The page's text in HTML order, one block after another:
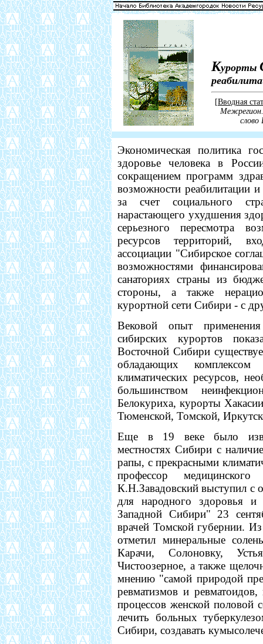
Курорты
[Вводная
слово
Экономическая политика
здоровье человека в
сокращением программ
возможности реабилитации
за счет социального
нарастающего ухудшения
серьезного пересмотра
ресурсов территорий,
ассоциации "Сибирское
возможностями
санаториях страны из
стороны, а также
курортной сети Сибири - с
Вековой опыт
сибирских курортов
Восточной Сибири
обладающих
климатических ресурсов,
большинством
Белокуриха, курорты
Тюменской, Томской,
Еще в 19 веке было
местностях Сибири с
рапы, с прекрасными
профессор медицинского
К.Н.Завадовский выступил с
для народного здоровья и
Западной Сибири" 23
врачей Томской губернии.
отметил минеральные
Карачи, Солоновку,
Чистоозерное, а также
мнению "самой природой
ревматизмов и ревматоидов,
процессов женской половой
лечить больных
Сибири, создавать